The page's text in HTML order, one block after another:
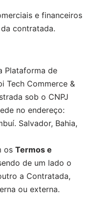
e financeiros
contratada.
Plataforma de
Tech Commerce &
sob o CNPJ
no endereço:
Salvador, Bahia,
os Termos e
de um lado o
a Contratada,
ou externa.